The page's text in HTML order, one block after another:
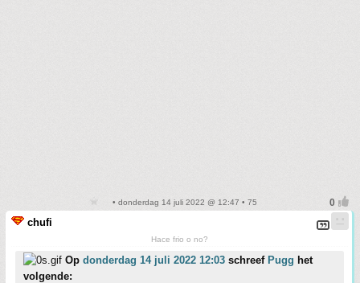
• donderdag 14 juli 2022 @ 12:47 • 75
chufi
Hace frio o no?
Op donderdag 14 juli 2022 12:03 schreef Pugg het
volgende: